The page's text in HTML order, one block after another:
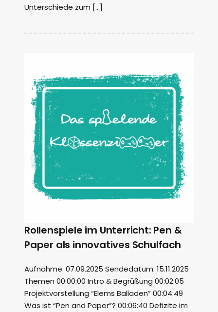
Unterschiede zum […]
Rollenspiele im Unterricht: Pen &
Paper als innovatives Schulfach
Aufnahme: 07.09.2025 Sendedatum: 15.11.2025
Themen 00:00:00 Intro & Begrüßung 00:02:05
Projektvorstellung “Elems Balladen” 00:04:49
Was ist “Pen and Paper”? 00:06:40 Defizite im